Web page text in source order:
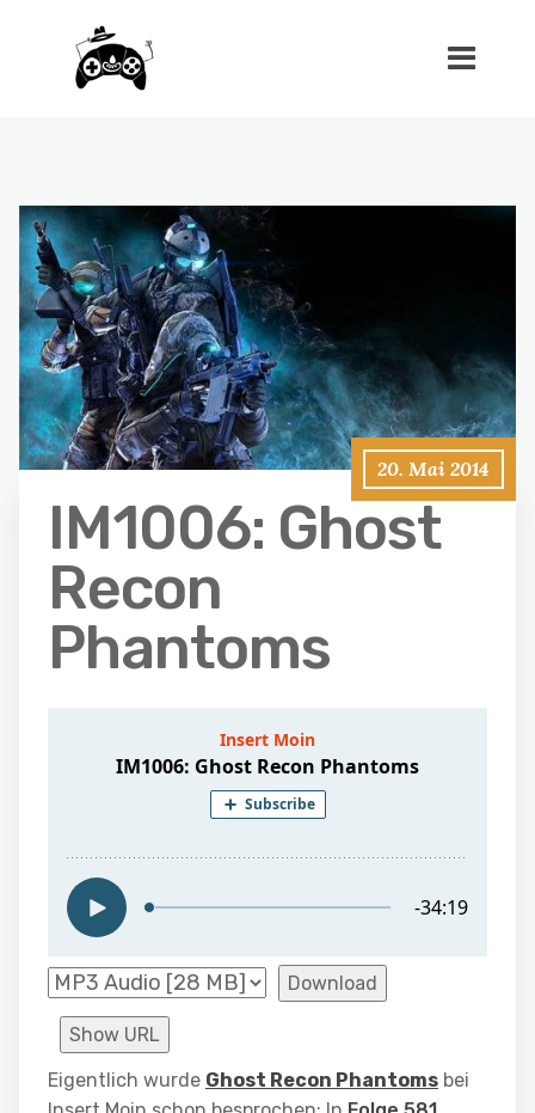
20. Mai 2014
IM1006: Ghost
Recon
Phantoms
Download
Show URL
Eigentlich wurde Ghost Recon Phantoms bei